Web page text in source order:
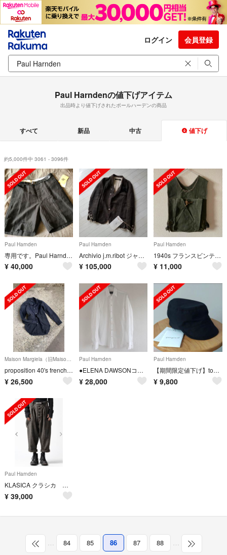
ログイン 会員登録
Paul Harndenの値下げアイテム
出品時より値下げされたポールハーデンの商品
すべて 新品 中古 値下げ
約5,000件中 3061 - 3096件
Paul Harnden
専用です。Paul Harnden
¥ 40,000
Paul Harnden
Archivio j.m.ribot ジャケット
¥ 105,000
Paul Harnden
1940s フランスビンテージ リネンキャンバスグレネードベスト
¥ 11,000
Maison Margiela（旧Maison Martin Margiela）
proposition 40's french antique shirt
¥ 26,500
Paul Harnden
●ELENA DAWSONコットンシャツ●エレナドーソン ヨウジヤマモト好きな方
¥ 28,000
Paul Harnden
【期間限定値下げ】toogood THE CARPENTER CAP 「黒」
¥ 9,800
Paul Harnden
KLASICA クラシカ サスペンダーワイドクロップドパンツ サイズ3
¥ 39,000
… 84 85 86 87 88 …